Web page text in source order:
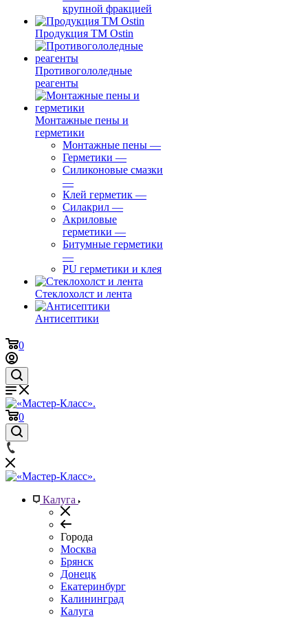
крупной фракцией
Продукция ТМ Ostin
Противогололедные
реагенты
Монтажные пены и
герметики
Монтажные пены —
Герметики —
Силиконовые смазки
—
Клей герметик —
Силакрил —
Акриловые
герметики —
Битумные герметики
—
PU герметики и клея
Стеклохолст и лента
Антисептики
0
0
Калуга
Города
Москва
Брянск
Донецк
Екатеринбург
Калининград
Калуга